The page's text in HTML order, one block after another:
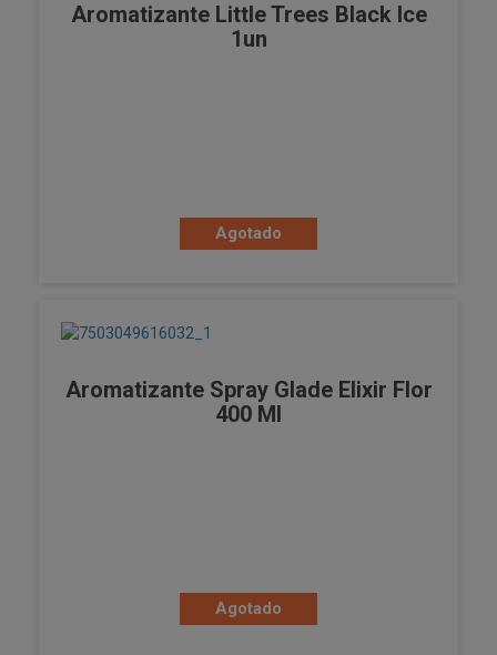
Aromatizante Little Trees Black Ice
1un
Agotado
Aromatizante Spray Glade Elixir Flor
400 Ml
Agotado